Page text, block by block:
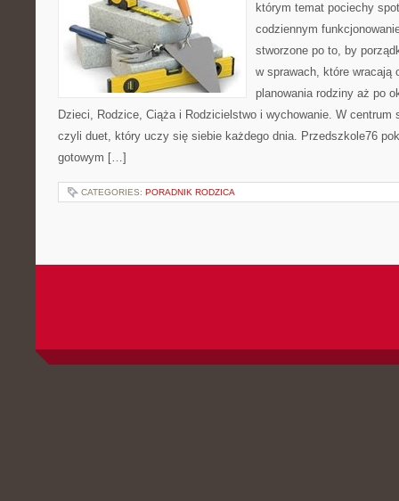
którym temat pociechy
codziennym
stworzone po to, by
w sprawach, które wracają
planowania rodziny aż po
Dzieci, Rodzice, Ciąża i Rodzicielstwo i wychowanie. W centrum
czyli duet, który uczy się siebie każdego dnia. Przedszkole76
gotowym […]
CATEGORIES: PORADNIK RODZICA